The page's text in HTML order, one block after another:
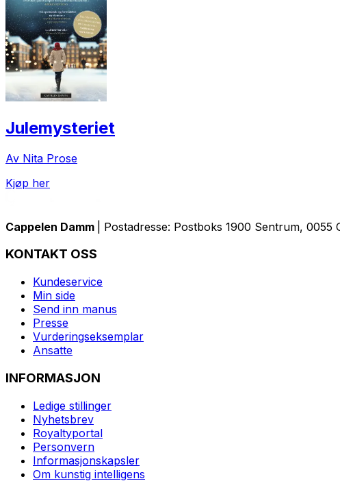
Julemysteriet
Av Nita Prose
Kjøp her
Cappelen Damm | Postadresse: Postboks 1900 Sentrum,
KONTAKT OSS
Kundeservice
Min side
Send inn manus
Presse
Vurderingseksemplar
Ansatte
INFORMASJON
Ledige stillinger
Nyhetsbrev
Royaltyportal
Personvern
Informasjonskapsler
Om kunstig intelligens